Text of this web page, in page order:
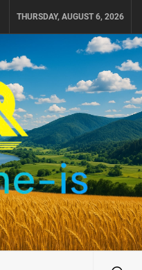
THURSDAY, AUGUST 6, 2026